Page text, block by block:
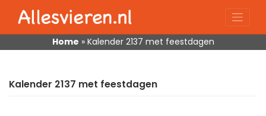
content
Home » Kalender 2137 met feestdagen
Kalender 2137 met feestdagen